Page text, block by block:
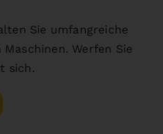
Sie umfangreiche
Werfen Sie
sich.